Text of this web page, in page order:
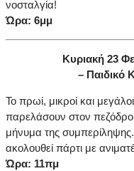
νοσταλγία!
Ώρα: 6μμ
Κυριακή 23
– Παιδικό
Το πρωί, μικροί και
παρελάσουν στον
μήνυμα της
ακολουθεί πάρτι με
Ώρα: 11πμ